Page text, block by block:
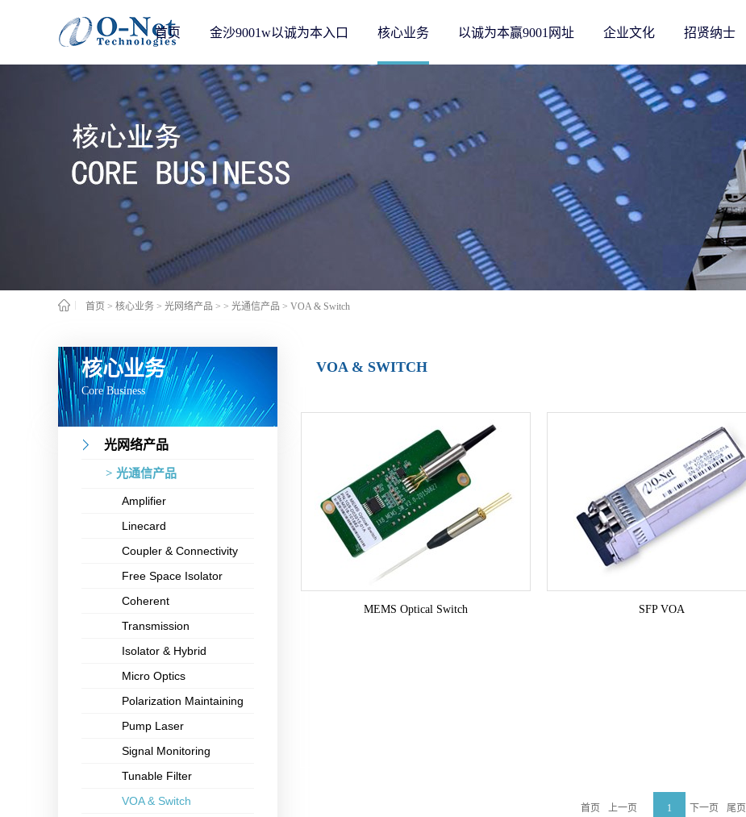
首页 金沙9001w以诚为本入口 核心业务 以诚为本赢9001网址 企业文化 招贤纳士
首页 > 核心业务 > 光网络产品 > > 光通信产品 > VOA & Switch
核心业务
Core Business
光网络产品
> 光通信产品
Amplifier
Linecard
Coupler & Connectivity
Free Space Isolator
Coherent
Transmission
Isolator & Hybrid
Micro Optics
Polarization Maintaining
Pump Laser
Signal Monitoring
Tunable Filter
VOA & Switch
VOA & SWITCH
MEMS Optical Switch SFP VOA
首页 上一页 1 下一页 尾页